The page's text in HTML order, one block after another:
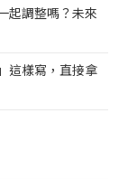
起調整嗎？未來
這樣寫，直接拿